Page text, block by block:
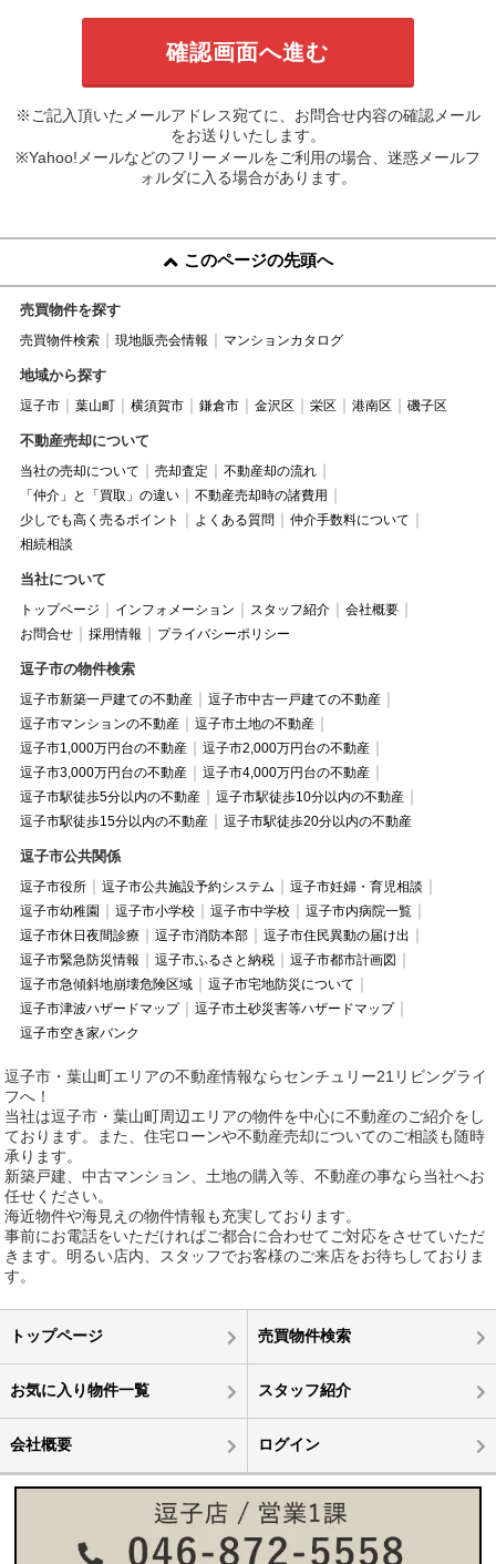
※ご記入頂いたメールアドレス宛てに、お問合せ内容の確認メール
をお送りいたします。
※Yahoo!メールなどのフリーメールをご利用の場合、迷惑メールフ
ォルダに入る場合があります。
このページの先頭へ
売買物件を探す
売買物件検索 現地販売会情報 マンションカタログ
地域から探す
逗子市 葉山町 横須賀市 鎌倉市 金沢区 栄区 港南区 磯子区
不動産売却について
当社の売却について 売却査定
不動産却の流れ
「仲介」と「買取」の違い
不動産売却時の諸費用
少しでも高く売るポイント
よくある質問
仲介手数料について
相続相談
当社について
トップページ インフォメーション スタッフ紹介
会社概要
お問合せ
採用情報 プライバシーポリシー
逗子市の物件検索
逗子市新築一戸建ての不動産
逗子市中古一戸建ての不動産
逗子市マンションの不動産
逗子市土地の不動産
逗子市1,000万円台の不動産
逗子市2,000万円台の不動産
逗子市3,000万円台の不動産
逗子市4,000万円台の不動産
逗子市駅徒歩5分以内の不動産
逗子市駅徒歩10分以内の不動産
逗子市駅徒歩15分以内の不動産
逗子市駅徒歩20分以内の不動産
逗子市公共関係
逗子市役所 逗子市公共施設予約システム
逗子市妊婦・育児相談
逗子市幼稚園
逗子市小学校 逗子市中学校
逗子市内病院一覧
逗子市休日夜間診療
逗子市消防本部
逗子市住民異動の届け出
逗子市緊急防災情報
逗子市ふるさと納税
逗子市都市計画図
逗子市急傾斜地崩壊危険区域
逗子市宅地防災について
逗子市津波ハザードマップ
逗子市土砂災害等ハザードマップ
逗子市空き家バンク
逗子市・葉山町エリアの不動産情報ならセンチュリー21リビングライ
フへ！
当社は逗子市・葉山町周辺エリアの物件を中心に不動産のご紹介をし
ております。また、住宅ローンや不動産売却についてのご相談も随時
承ります。
新築戸建、中古マンション、土地の購入等、不動産の事なら当社へお
任せください。
海近物件や海見えの物件情報も充実しております。
事前にお電話をいただければご都合に合わせてご対応をさせていただ
きます。明るい店内、スタッフでお客様のご来店をお待ちしておりま
す。
トップページ 売買物件検索
お気に入り物件一覧 スタッフ紹介
会社概要 ログイン